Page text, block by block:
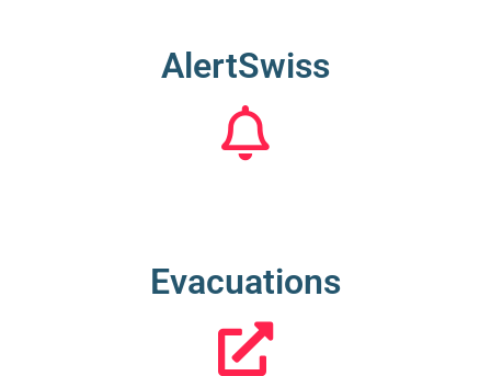
AlertSwiss
Evacuations